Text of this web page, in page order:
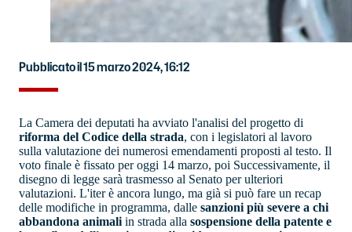
Pubblicato il 15 marzo 2024, 16:12
La Camera dei deputati ha avviato l'analisi del progetto di
riforma del Codice della strada, con i legislatori al lavoro
sulla valutazione dei numerosi emendamenti proposti al testo. Il
voto finale è fissato per oggi 14 marzo, poi Successivamente, il
disegno di legge sarà trasmesso al Senato per ulteriori
valutazioni. L'iter è ancora lungo, ma già si può fare un recap
delle modifiche in programma, dalle sanzioni più severe a chi
abbandona animali in strada alla sospensione della patente e